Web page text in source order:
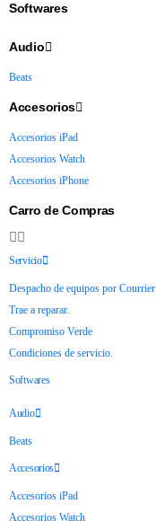
Softwares
Audio
Beats
Accesorios
Accesorios iPad
Accesorios Watch
Accesorios iPhone
Carro de Compras
Servicio
Despacho de equipos por Courrier
Trae a reparar.
Compromiso Verde
Condiciones de servicio.
Softwares
Audio
Beats
Accesorios
Accesorios iPad
Accesorios Watch